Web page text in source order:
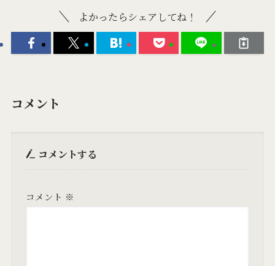
よかったらシェアしてね！
コメント
コメントする
コメント ※